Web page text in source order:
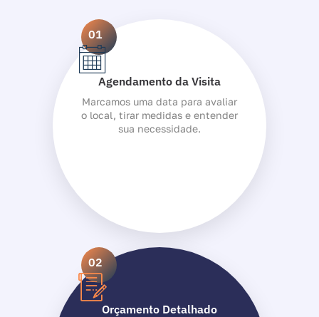
01
Agendamento da Visita
Marcamos uma data para avaliar
o local, tirar medidas e entender
sua necessidade.
02
Orçamento Detalhado